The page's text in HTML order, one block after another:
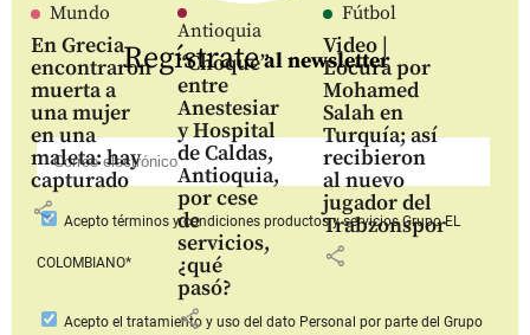
Mundo
En Grecia
encontraron
muerta a
una mujer
en una
maleta: hay
capturado
share
Antioquia
“Choque”
entre
Anestesiar
y Hospital
de Caldas,
Antioquia,
por cese
de
servicios,
¿qué
pasó?
share
Fútbol
Video |
Locura por
Mohamed
Salah en
Turquía; así
recibieron
al nuevo
jugador del
Trabzonspor
share
Regístrateal newsletter
Aceptotérminos y condiciones productos y serviciosGrupo EL
COLOMBIANO*
Acepto el tratamiento y uso del dato Personal por parte del Grupo